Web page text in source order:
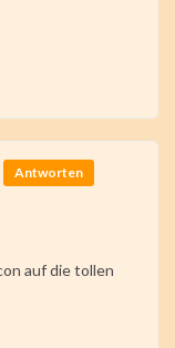
Antworten
auf die tollen